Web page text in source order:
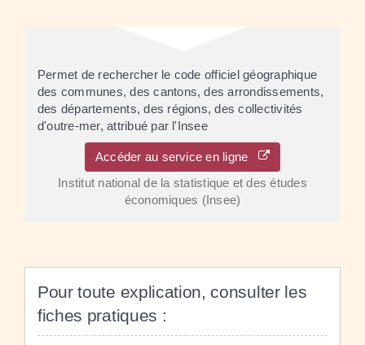
Permet de rechercher le code officiel géographique
des communes, des cantons, des arrondissements,
des départements, des régions, des collectivités
d'outre-mer, attribué par l'Insee
Accéder au service en ligne
Institut national de la statistique et des études
économiques (Insee)
Pour toute explication, consulter les
fiches pratiques :